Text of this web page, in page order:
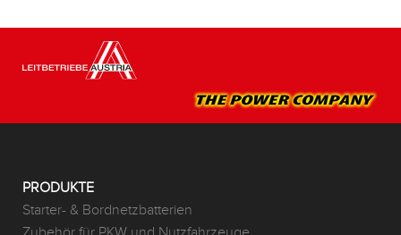
PRODUKTE
Starter- & Bordnetzbatterien